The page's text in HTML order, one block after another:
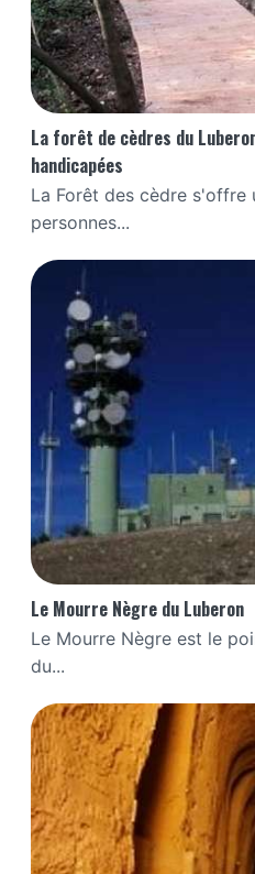
La forêt de cèdres du
handicapées
La Forêt des cèdre s'offre
personnes...
Le Mourre Nègre du Luberon
Le Mourre Nègre est le
du...